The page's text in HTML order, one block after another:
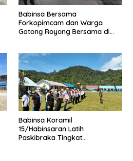
Babinsa Bersama
Forkopimcam dan Warga
Gotong Royong Bersama di
Babinsa Koramil
15/Habinsaran Latih
Paskibraka Tingkat